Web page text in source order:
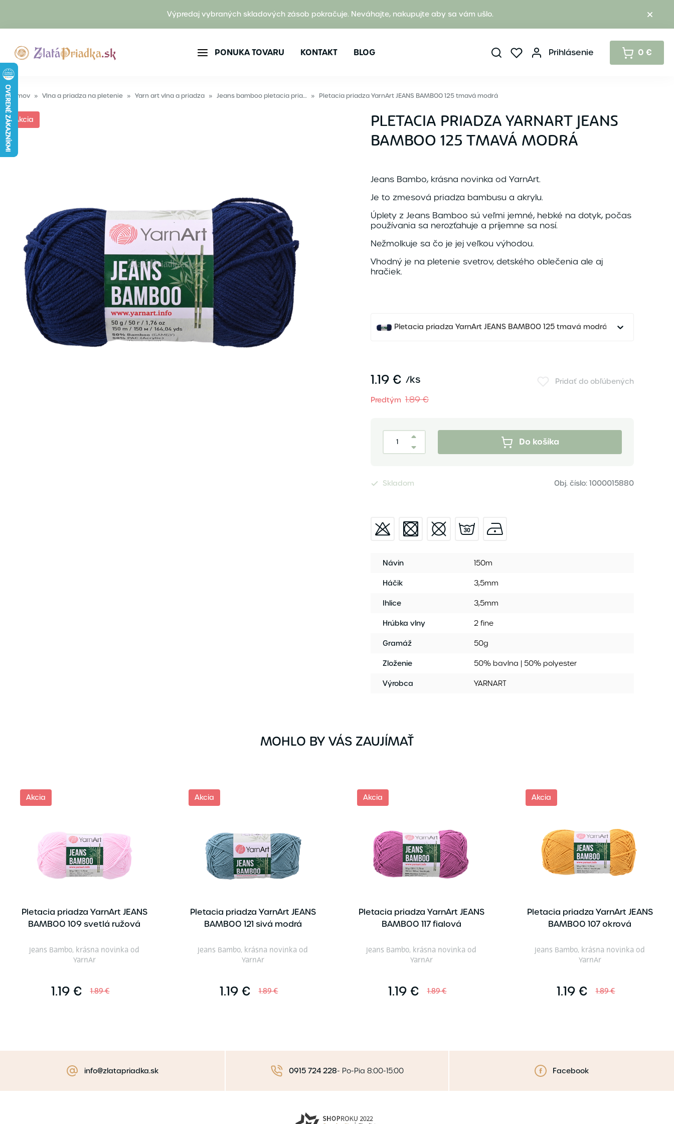
Výpredaj vybraných skladových zásob pokračuje. Neváhajte, nakupujte aby sa vám ušlo.
PONUKA TOVARU KONTAKT BLOG Prihlásenie 0 €
Domov » Vlna a priadza na pletenie » Yarn art vlna a priadza » Jeans bamboo pletacia priadza » Pletacia priadza YarnArt JEANS BAMBOO 125 tmavá modrá
Akcia
PLETACIA PRIADZA YARNART JEANS
BAMBOO 125 TMAVÁ MODRÁ
Jeans Bambo, krásna novinka od YarnArt.
Je to zmesová priadza bambusu a akrylu.
Úplety z Jeans Bamboo sú veľmi jemné, hebké na dotyk, počas
používania sa nerozťahuje a príjemne sa nosí.
Nežmolkuje sa čo je jej veľkou výhodou.
Vhodný je na pletenie svetrov, detského oblečenia ale aj
hračiek.
Pletacia priadza YarnArt JEANS BAMBOO 125 tmavá modrá
1.19 € /ks
Pridať do obľúbených
Predtým 1.89 €
Do košíka
Skladom Obj. číslo: 1000015880
Návin
150m
Háčik
3,5mm
Ihlice
3,5mm
Hrúbka vlny
2 fine
Gramáž
50g
Zloženie
50% bavlna | 50% polyester
Výrobca
YARNART
MOHLO BY VÁS ZAUJÍMAŤ
Akcia
Pletacia priadza YarnArt JEANS
BAMBOO 109 svetlá ružová
Jeans Bambo, krásna novinka od
YarnAr
1.19 € 1.89 €
Akcia
Pletacia priadza YarnArt JEANS
BAMBOO 121 sivá modrá
Jeans Bambo, krásna novinka od
YarnAr
1.19 € 1.89 €
Akcia
Pletacia priadza YarnArt JEANS
BAMBOO 117 fialová
Jeans Bambo, krásna novinka od
YarnAr
1.19 € 1.89 €
Akcia
Pletacia priadza YarnArt JEANS
BAMBOO 107 okrová
Jeans Bambo, krásna novinka od
YarnAr
1.19 € 1.89 €
info@zlatapriadka.sk 0915 724 228- Po-Pia 8:00-15:00 Facebook